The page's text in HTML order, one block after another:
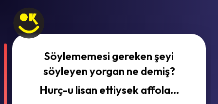
Söylememesi gereken şeyi
söyleyen yorgan ne demiş?
Hurç-u lisan ettiysek affola...